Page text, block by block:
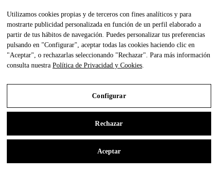
Farol 3 Fez
José A. Gandía-Blasco Canales
José A. Gandía-Blasco Canales
Quemador 3 Llar
Utilizamos cookies propias y de terceros con fines analíticos y para
mostrarte publicidad personalizada en función de un perfil elaborado a
partir de tus hábitos de navegación. Puedes personalizar tus preferencias
pulsando en "Configurar", aceptar todas las cookies haciendo clic en
"Aceptar", o rechazarlas seleccionando "Rechazar". Para más información
consulta nuestra Política de Privacidad y Cookies.
Configurar
Rechazar
Aceptar